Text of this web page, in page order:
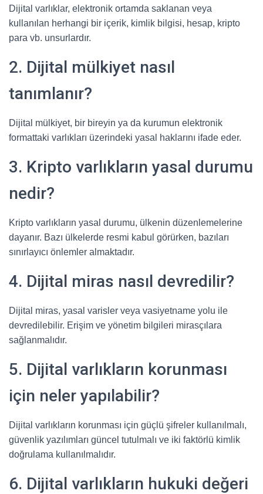
Dijital varlıklar, elektronik ortamda saklanan veya
kullanılan herhangi bir içerik, kimlik bilgisi, hesap, kripto
para vb. unsurlardır.
2. Dijital mülkiyet nasıl
tanımlanır?
Dijital mülkiyet, bir bireyin ya da kurumun elektronik
formattaki varlıkları üzerindeki yasal haklarını ifade eder.
3. Kripto varlıkların yasal durumu
nedir?
Kripto varlıkların yasal durumu, ülkenin düzenlemelerine
dayanır. Bazı ülkelerde resmi kabul görürken, bazıları
sınırlayıcı önlemler almaktadır.
4. Dijital miras nasıl devredilir?
Dijital miras, yasal varisler veya vasiyetname yolu ile
devredilebilir. Erişim ve yönetim bilgileri mirasçılara
sağlanmalıdır.
5. Dijital varlıkların korunması
için neler yapılabilir?
Dijital varlıkların korunması için güçlü şifreler kullanılmalı,
güvenlik yazılımları güncel tutulmalı ve iki faktörlü kimlik
doğrulama kullanılmalıdır.
6. Dijital varlıkların hukuki değeri